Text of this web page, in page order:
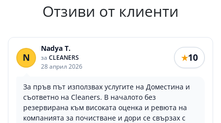
Отзиви от клиенти
N
Nadya T.
за CLEANERS
28 април 2026
★10
За пръв път използвах услугите на Доместина и
съответно на Cleaners. В началото без
резервирана към високата оценка и ревюта на
компанията за почистване и дори се свързах с